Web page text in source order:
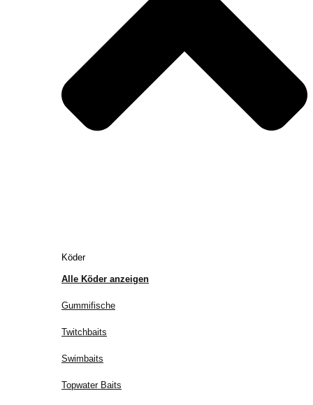
Köder
Alle Köder anzeigen
Gummifische
Twitchbaits
Swimbaits
Topwater Baits